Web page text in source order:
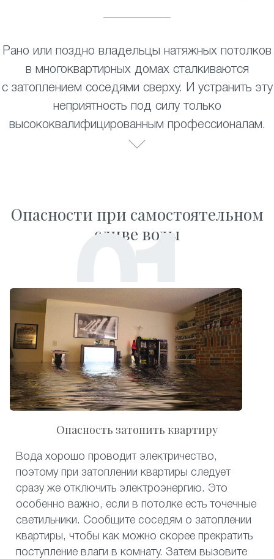
Рано или поздно владельцы натяжных потолков
в многоквартирных домах сталкиваются
с затоплением соседями сверху. И устранить эту
неприятность под силу только
высококвалифицированным профессионалам.
Опасности при самостоятельном
сливе воды
Опасность затопить квартиру
Вода хорошо проводит электричество,
поэтому при затоплении квартиры следует
сразу же отключить электроэнергию. Это
особенно важно, если в потолке есть точечные
светильники. Сообщите соседям о затоплении
квартиры, чтобы как можно скорее прекратить
поступление влаги в комнату. Затем вызовите